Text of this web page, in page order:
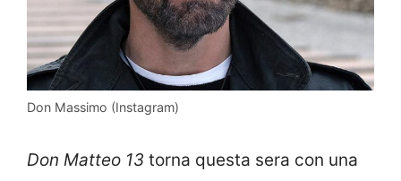
Don Massimo (Instagram)
Don Matteo 13 torna questa sera con una